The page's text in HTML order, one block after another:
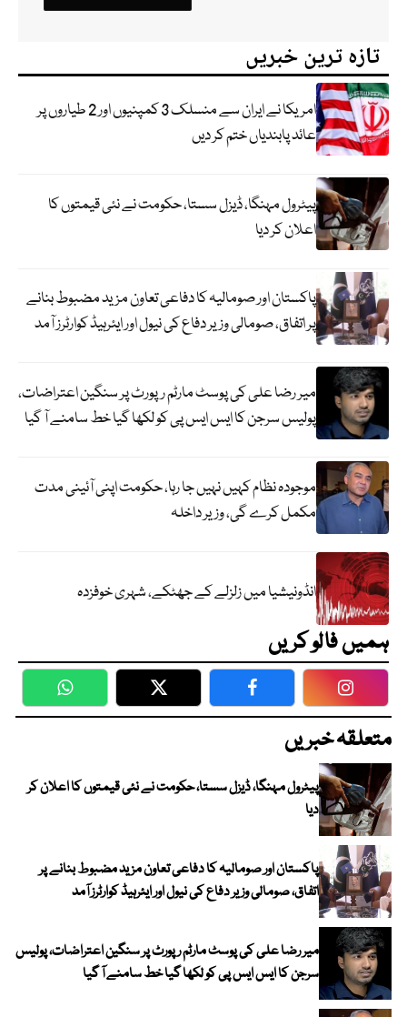
تازہ ترین خبریں
امریکا نے ایران سے منسلک 3 کمپنیوں اور 2 طیاروں پر
عائد پابندیاں ختم کر دیں
پیٹرول مہنگا، ڈیزل سستا، حکومت نے نئی قیمتوں کا
اعلان کر دیا
پاکستان اور صومالیہ کا دفاعی تعاون مزید مضبوط بنانے
پر اتفاق، صومالی وزیر دفاع کی نیول اور ایئرہیڈ کوارٹرز آمد
میر رضا علی کی پوسٹ مارٹم رپورٹ پر سنگین اعتراضات،
پولیس سرجن کا ایس ایس پی کو لکھا گیا خط سامنے آ گیا
موجودہ نظام کہیں نہیں جا رہا، حکومت اپنی آئینی مدت
مکمل کرے گی، وزیر داخلہ
انڈونیشیا میں زلزلے کے جھٹکے، شہری خوفزدہ
ہمیں فالو کریں
WhatsApp Twitter Facebook
متعلقہ خبریں
پیٹرول مہنگا، ڈیزل سستا، حکومت نے نئی قیمتوں کا اعلان کر
دیا
پاکستان اور صومالیہ کا دفاعی تعاون مزید مضبوط بنانے پر
اتفاق، صومالی وزیر دفاع کی نیول اور ایئرہیڈ کوارٹرز آمد
میر رضا علی کی پوسٹ مارٹم رپورٹ پر سنگین اعتراضات، پولیس
سرجن کا ایس ایس پی کو لکھا گیا خط سامنے آ گیا